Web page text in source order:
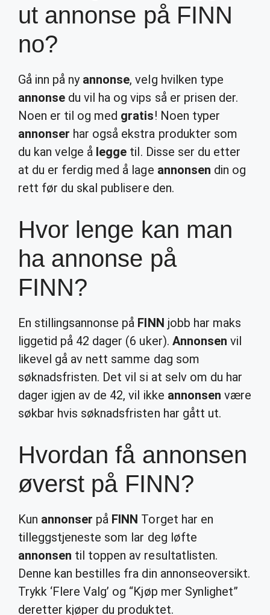
ut annonse på FINN
no?
Gå inn på ny annonse, velg hvilken type
annonse du vil ha og vips så er prisen der.
Noen er til og med gratis! Noen typer
annonser har også ekstra produkter som
du kan velge å legge til. Disse ser du etter
at du er ferdig med å lage annonsen din og
rett før du skal publisere den.
Hvor lenge kan man
ha annonse på
FINN?
En stillingsannonse på FINN jobb har maks
liggetid på 42 dager (6 uker). Annonsen vil
likevel gå av nett samme dag som
søknadsfristen. Det vil si at selv om du har
dager igjen av de 42, vil ikke annonsen være
søkbar hvis søknadsfristen har gått ut.
Hvordan få annonsen
øverst på FINN?
Kun annonser på FINN Torget har en
tilleggstjeneste som lar deg løfte
annonsen til toppen av resultatlisten.
Denne kan bestilles fra din annonseoversikt.
Trykk ‘Flere Valg’ og “Kjøp mer Synlighet”
deretter kjøper du produktet.